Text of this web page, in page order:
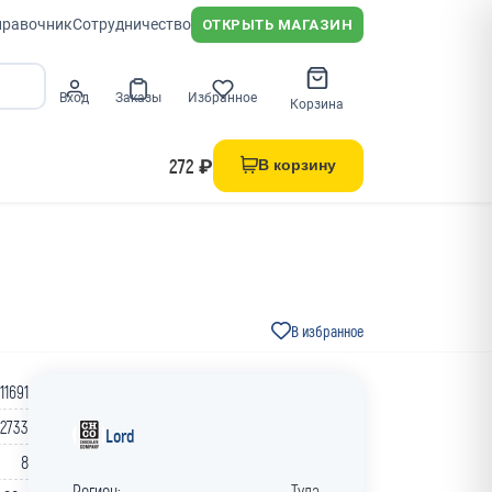
Сотрудничество ОТКРЫТЬ МАГАЗИН
Вход Заказы Избранное Корзина
272 ₽ В корзину
В избранное
11691
8
Lord